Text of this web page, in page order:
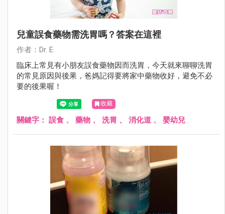
兒童誤食藥物需洗胃嗎？答案在這裡
作者：Dr. E
臨床上常見有小朋友誤食藥物因而洗胃，今天就來聊聊洗胃
的常見原因與後果，爸媽記得要將家中藥物收好，避免不必
要的後果喔！
收藏
關鍵字： 誤食 、 藥物 、 洗胃 、 消化道 、 嬰幼兒